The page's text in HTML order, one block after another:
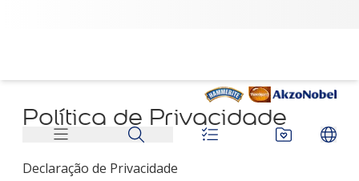
Política de Privacidade
Declaração de Privacidade